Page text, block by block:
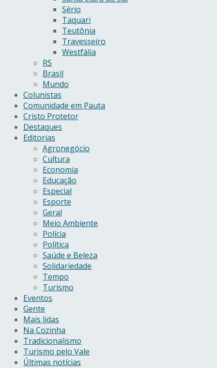
Sério
Taquari
Teutônia
Travesseiro
Westfália
RS
Brasil
Mundo
Colunistas
Comunidade em Pauta
Cristo Protetor
Destaques
Editorias
Agronegócio
Cultura
Economia
Educação
Especial
Esporte
Geral
Meio Ambiente
Polícia
Política
Saúde e Beleza
Solidariedade
Tempo
Turismo
Eventos
Gente
Mais lidas
Na Cozinha
Tradicionalismo
Turismo pelo Vale
Últimas notícias